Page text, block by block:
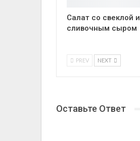
Салат со свеклой и
сливочным сыром
PREV NEXT
Оставьте Ответ